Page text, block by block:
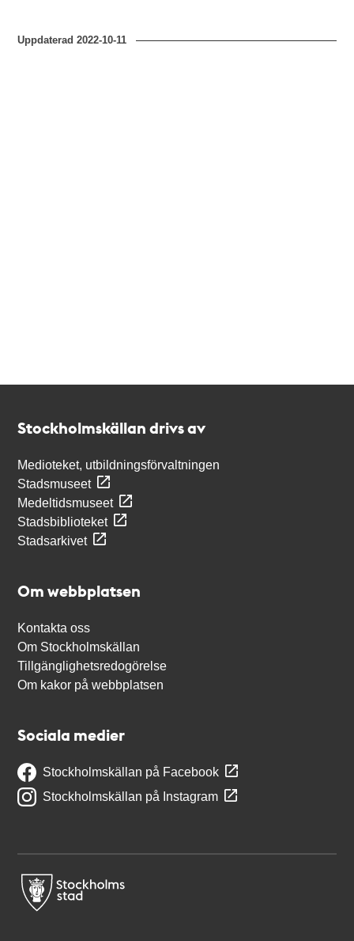
Uppdaterad2022-10-11
Stockholmskällan drivs av
Medioteket, utbildningsförvaltningen
Stadsmuseet
Medeltidsmuseet
Stadsbiblioteket
Stadsarkivet
Om webbplatsen
Kontakta oss
Om Stockholmskällan
Tillgänglighetsredogörelse
Om kakor på webbplatsen
Sociala medier
Stockholmskällan på Facebook
Stockholmskällan på Instagram